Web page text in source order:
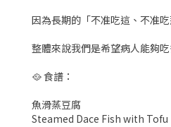
因為長期的「不准吃這、不准
整體來說我們是希望病人能夠
🥘 食譜：
魚滑蒸豆腐
Steamed Dace Fish with Tofu